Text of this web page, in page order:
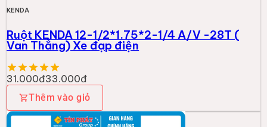
KENDA
Ruột KENDA 12-1/2*1.75*2-1/4 A/V -28T (
Van Thẳng) Xe đạp điện
31.000đ33.000đ
Thêm vào giỏ